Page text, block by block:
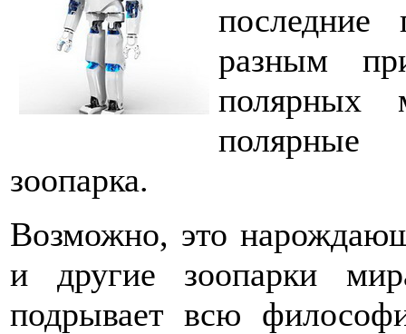
разным
полярных
полярные
зоопарка.
Возможно, это
и другие зоопарки
подрывает всю